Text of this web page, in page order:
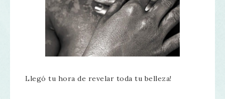
Llegó tu hora de revelar toda tu belleza!